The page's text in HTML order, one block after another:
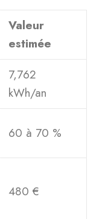
Valeur
estimée
7,762
kWh/an
60 à 70 %
480 €